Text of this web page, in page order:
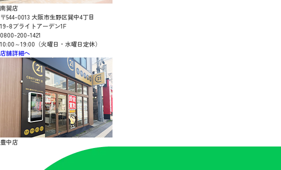
南巽店
〒544-0013 大阪市生野区巽中4丁目
19-8ブライトアーデン1F
0800-200-1421
10:00～19:00（火曜日・水曜日定休）
店舗詳細へ
豊中店